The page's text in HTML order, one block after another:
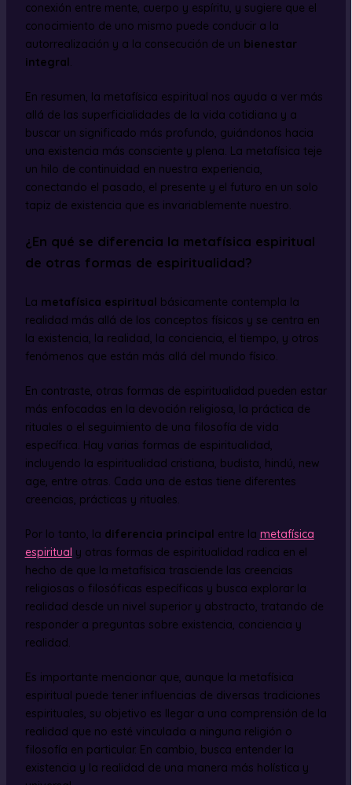
conexión entre mente, cuerpo y espíritu, y sugiere que el
conocimiento de uno mismo puede conducir a la
autorrealización y a la consecución de un bienestar
integral.
En resumen, la metafísica espiritual nos ayuda a ver más
allá de las superficialidades de la vida cotidiana y a
buscar un significado más profundo, guiándonos hacia
una existencia más consciente y plena. La metafísica teje
un hilo de continuidad en nuestra experiencia,
conectando el pasado, el presente y el futuro en un solo
tapiz de existencia que es invariablemente nuestro.
¿En qué se diferencia la metafísica espiritual
de otras formas de espiritualidad?
La metafísica espiritual básicamente contempla la
realidad más allá de los conceptos físicos y se centra en
la existencia, la realidad, la conciencia, el tiempo, y otros
fenómenos que están más allá del mundo físico.
En contraste, otras formas de espiritualidad pueden estar
más enfocadas en la devoción religiosa, la práctica de
rituales o el seguimiento de una filosofía de vida
específica. Hay varias formas de espiritualidad,
incluyendo la espiritualidad cristiana, budista, hindú, new
age, entre otras. Cada una de estas tiene diferentes
creencias, prácticas y rituales.
Por lo tanto, la diferencia principal entre la metafísica
espiritual y otras formas de espiritualidad radica en el
hecho de que la metafísica trasciende las creencias
religiosas o filosóficas específicas y busca explorar la
realidad desde un nivel superior y abstracto, tratando de
responder a preguntas sobre existencia, conciencia y
realidad.
Es importante mencionar que, aunque la metafísica
espiritual puede tener influencias de diversas tradiciones
espirituales, su objetivo es llegar a una comprensión de la
realidad que no esté vinculada a ninguna religión o
filosofía en particular. En cambio, busca entender la
existencia y la realidad de una manera más holística y